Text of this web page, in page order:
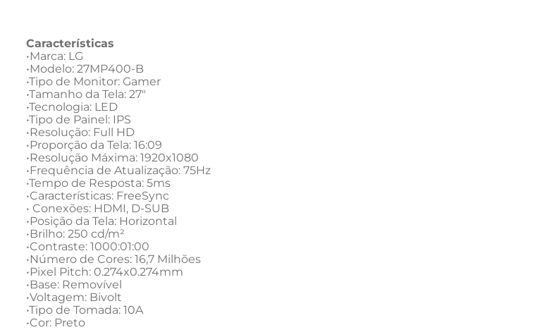
Características
•Marca: LG
•Modelo: 27MP400-B
•Tipo de Monitor: Gamer
•Tamanho da Tela: 27"
•Tecnologia: LED
•Tipo de Painel: IPS
•Resolução: Full HD
•Proporção da Tela: 16:09
•Resolução Máxima: 1920x1080
•Frequência de Atualização: 75Hz
•Tempo de Resposta: 5ms
•Características: FreeSync
• Conexões: HDMI, D-SUB
•Posição da Tela: Horizontal
•Brilho: 250 cd/m²
•Contraste: 1000:01:00
•Número de Cores: 16,7 Milhões
•Pixel Pitch: 0.274x0.274mm
•Base: Removível
•Voltagem: Bivolt
•Tipo de Tomada: 10A
•Cor: Preto